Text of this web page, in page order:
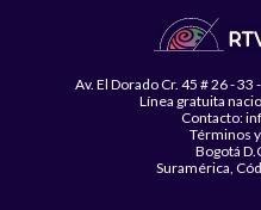
Av. El Dorado Cr. 45 # 26 -
Línea gratuita
Contacto:
Términos
Bogotá
Suramérica,